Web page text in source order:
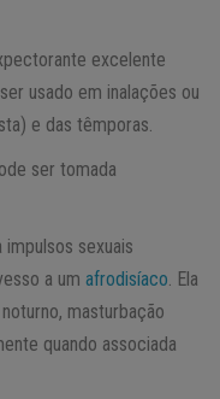
excelente
usado em inalações ou
e das têmporas.
ser tomada
sexuais
a um afrodisíaco . Ela
masturbação
quando associada